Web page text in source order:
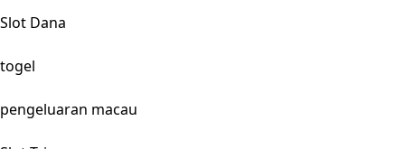
Slot Dana
togel
pengeluaran macau